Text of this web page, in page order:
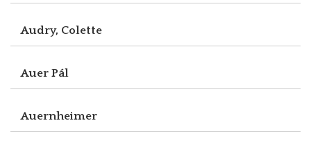
Audry, Colette
Auer Pál
Auernheimer